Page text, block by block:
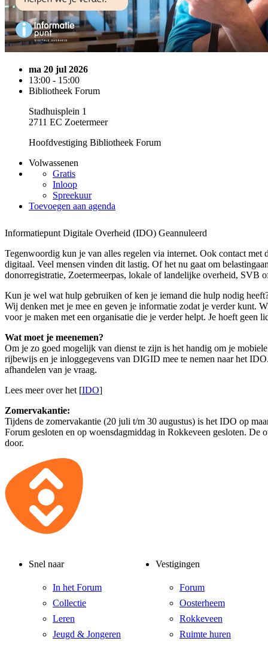
ma 20 jul 2026
13:00 - 15:00
Bibliotheek Forum
Stadhuisplein 1
2711 EC Zoetermeer
Hoofdvestiging Bibliotheek Forum
Volwassenen
Gratis
Inloop
Spreekuur
Toevoegen aan agenda
Informatiepunt Digitale Overheid (IDO) Geannuleerd
Tegenwoordig kun je van alles regelen via internet. Ook contact met
digitaal. Veel mensen vinden dit lastig. Of het nu gaat om
donorregistratie, Zoetermeerpas, lokale of landelijke overheid, SVB
Kun je wel wat hulp gebruiken of ken je iemand die hulp nodig
Wij denken met je mee en geven je informatie zodat je verder kunt.
voor je maken met een organisatie die je verder helpt. Je hoeft geen
Wat moet je meenemen?
Om je zo goed mogelijk van dienst te zijn is het handig om je
rijbewijs en je inloggegevens van DIGID mee te nemen naar het
afhandelen van je vraag.
Lees meer over het [IDO]
Zomervakantie:
Tijdens de zomervakantie (20 juli t/m 30 augustus) is het IDO op
Forum gesloten en op woensdagmiddag in Rokkeveen gesloten. De
door.
Snel naar
In het Forum
Collectie
Leren
Jeugd & Jongeren
Vestigingen
Forum
Oosterheem
Rokkeveen
Ruimte huren